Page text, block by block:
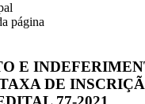
página
E
DE